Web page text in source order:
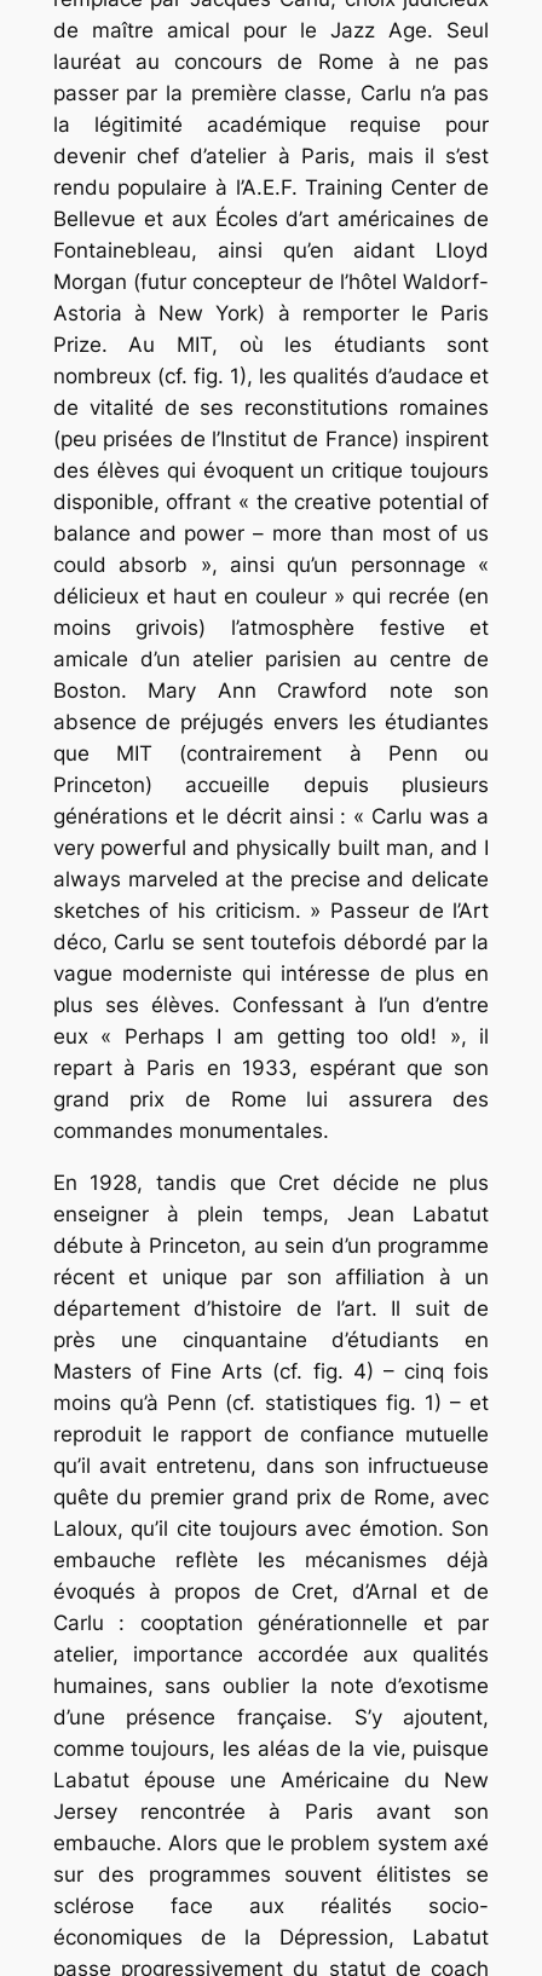
de maître amical pour leJazz Age. Seul
lauréat au concours de Rome à ne pas
passer par la première classe, Carlu n’a pas
la légitimité académique requise pour
devenir chef d’atelier à Paris, mais il s’est
rendu populaire à l’A.E.F. Training Center de
Bellevue et aux Écoles d’art américaines de
Fontainebleau, ainsi qu’en aidant Lloyd
Morgan (futur concepteur de l’hôtel Waldorf-
Astoria à New York) à remporter le Paris
Prize. Au MIT, où les étudiants sont
nombreux (cf. fig. 1), les qualités d’audace et
de vitalité de ses reconstitutions romaines
(peu prisées de l’Institut de France) inspirent
des élèves qui évoquent un critique toujours
disponible, offrant « the creative potential of
balance and power – more than most of us
could absorb », ainsi qu’un personnage «
délicieux et haut en couleur » qui recrée (en
moins grivois) l’atmosphère festive et
amicale d’un atelier parisien au centre de
Boston. Mary Ann Crawford note son
absence de préjugés envers les étudiantes
que MIT (contrairement à Penn ou
Princeton) accueille depuis plusieurs
générations et le décrit ainsi : « Carlu was a
very powerful and physically built man, and I
always marveled at the precise and delicate
sketches of his criticism. » Passeur de l’Art
déco, Carlu se sent toutefois débordé par la
vague moderniste qui intéresse de plus en
plus ses élèves. Confessant à l’un d’entre
eux « Perhaps I am getting too old! », il
repart à Paris en 1933, espérant que son
grand prix de Rome lui assurera des
commandes monumentales.
En 1928, tandis que Cret décide ne plus
enseigner à plein temps, Jean Labatut
débute à Princeton, au sein d’un programme
récent et unique par son affiliation à un
département d’histoire de l’art. Il suit de
près une cinquantaine d’étudiants en
Masters of Fine Arts (cf. fig. 4) – cinq fois
moins qu’à Penn (cf. statistiques fig. 1) – et
reproduit le rapport de confiance mutuelle
qu’il avait entretenu, dans son infructueuse
quête du premier grand prix de Rome, avec
Laloux, qu’il cite toujours avec émotion. Son
embauche reflète les mécanismes déjà
évoqués à propos de Cret, d’Arnal et de
Carlu : cooptation générationnelle et par
atelier, importance accordée aux qualités
humaines, sans oublier la note d’exotisme
d’une présence française. S’y ajoutent,
comme toujours, les aléas de la vie, puisque
Labatut épouse une Américaine du New
Jersey rencontrée à Paris avant son
embauche. Alors que le problem system axé
sur des programmes souvent élitistes se
sclérose face aux réalités socio-
économiques de la Dépression, Labatut
passe progressivement du statut decoach